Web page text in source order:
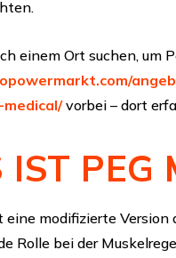
einem Ort suchen, um
vorbei – dort
PEG
eine modifizierte
Rolle bei der